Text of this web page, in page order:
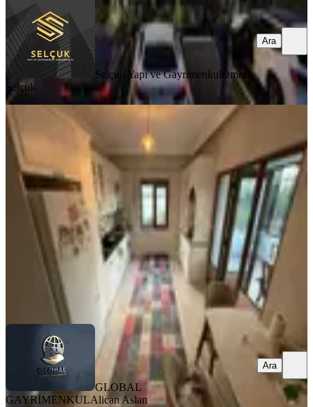
Selçuk Yapı ve Gayrimenkul Omer
Selçuk
Ara
SİTE İÇİ
Önerler Site İçi3+1 Arakat 175m2
3yaş Ebeveyn Giyinme Odalı
Çorlu, Önerler Mahallesi
3+1
·175 m²·1. Kat ·28.05.2026
8.700.000 ₺ Geri Dönüş: 12 yıl
GLOBAL GAYRİMENKULAlican Aslan
GLOBAL
GAYRİMENKULAlican Aslan
Ara